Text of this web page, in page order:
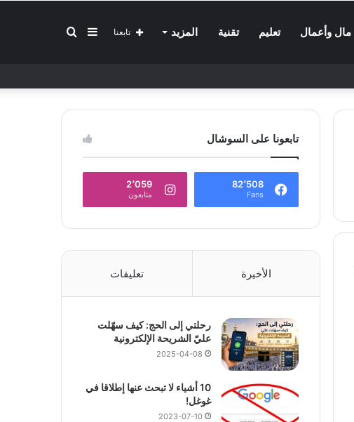
مال وأعمال تعليم تقنية المزيد بحثإضافة
جانبي
تابعنا
تابعونا على السوشال
82٬508
Fans
2٬059
متابعون
الأخيرة تعليقات
رحلتي إلى الحج: كيف سهّلت
عليّ الشريحة الإلكترونية
2025-04-08
10 أشياء لا تبحث عنها إطلاقا في
غوغل!
2023-07-10